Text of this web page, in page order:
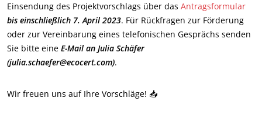
Kosmetik
Textil
Wald und Holz
Nachhaltige Materialien
Einsendung des Projektvorschlags über das Antragsformular
bis einschließlich 7. April 2023. Für Rückfragen zur Förderung
oder zur Vereinbarung eines telefonischen Gesprächs senden
Sie bitte eine E-Mail an Julia Schäfer
(julia.schaefer@ecocert.com).
Wir freuen uns auf Ihre Vorschläge! 📥